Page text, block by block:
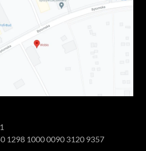
1298 1000 0090 3120 9357